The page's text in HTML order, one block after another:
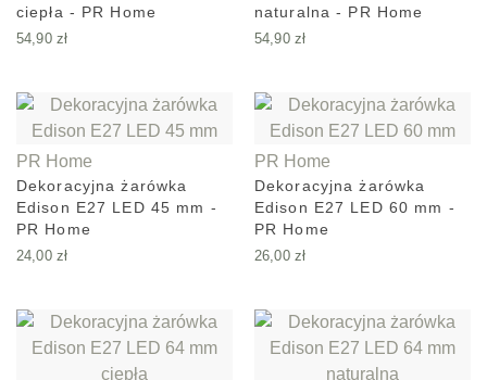
ciepła - PR Home
54,90 zł
naturalna - PR Home
54,90 zł
PR Home
Dekoracyjna żarówka
Edison E27 LED 45 mm -
PR Home
24,00 zł
PR Home
Dekoracyjna żarówka
Edison E27 LED 60 mm -
PR Home
26,00 zł